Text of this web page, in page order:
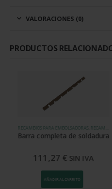
VALORACIONES (0)
PRODUCTOS
RECAMBIOS PARA EMBOLSADORAS, RECAMBIOS PARA MÁQUINAS DE EMBALAJE
Barra completa de soldadura
111,27€ SIN IVA
AÑADIR AL CARRITO